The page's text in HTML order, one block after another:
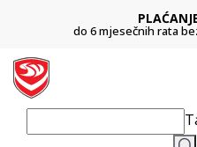
do 6 mjesečnih rata